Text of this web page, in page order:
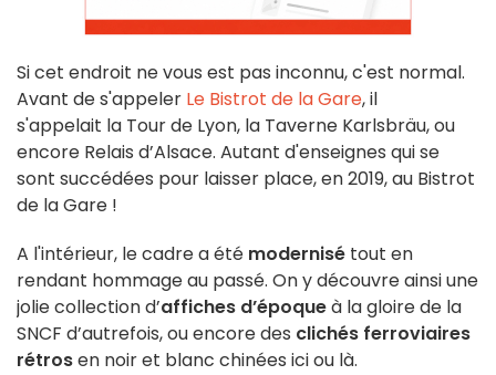
Si cet endroit ne vous est pas inconnu, c'est normal.
Avant de s'appeler Le Bistrot de la Gare, il
s'appelait la Tour de Lyon, la Taverne Karlsbräu, ou
encore Relais d’Alsace. Autant d'enseignes qui se
sont succédées pour laisser place, en 2019, au Bistrot
de la Gare !
A l'intérieur, le cadre a été modernisé tout en
rendant hommage au passé. On y découvre ainsi une
jolie collection d’affiches d’époqueà la gloire de la
SNCF d’autrefois, ou encore des clichés ferroviaires
rétrosen noir et blanc chinées ici ou là.